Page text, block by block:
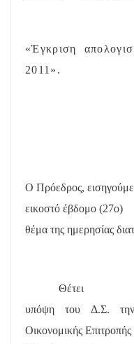
«Έγκριση
2011».
Ο Πρόεδρος,
εικοστό έβδομο (27o)
θέμα της ημερησίας
Θέτει
υπόψη του Δ.Σ.
Οικονομικής